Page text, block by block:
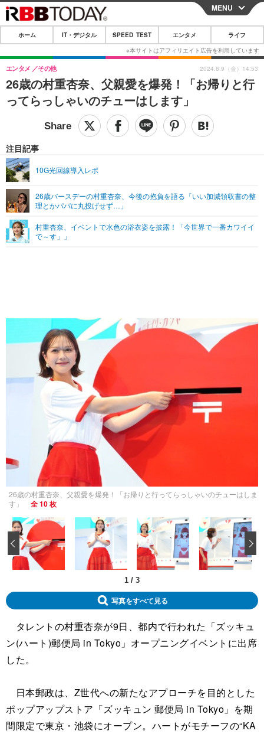
CLOSE
ホーム
IT・デジタル
IT・デジタルTOP スマートフォン
ガジェット・ツール
ショッピング その他
SPEED TEST
エンタメTOP 映画・ドラマ
グラビア
ショッピング その他
ライフTOP
その他
リリース一覧
プッシュ通知の停止方法
MENU
ホーム IT・デジタル SPEED TEST エンタメ ライフ
26歳の村重杏奈、父親愛を爆発！「お帰りと行
ってらっしゃいのチューはします」
エンタメ その他
注目記事
10G光回線導入レポ
26歳バースデーの村重杏奈、今後の抱負を語る「いい加減領収書の整
理とかパパに丸投げせず…」
村重杏奈、イベントで水色の浴衣姿を披露！「今世界で一番カワイイ
で～す」」
2024.8.9（金）14:53
26歳の村重杏奈、父親愛を爆発！「お帰りと行ってらっしゃいのチューはしま
す」
全 10 枚
1 / 3
‹
写真をすべて見る
タレントの村重杏奈が9日、都内で行われた「ズッキュ
ン(ハート)郵便局 in Tokyo」オープニングイベントに出席
した。
日本郵政は、Z世代への新たなアプローチを目的とした
ポップアップストア「ズッキュン 郵便局 in Tokyo」を期
間限定で東京・池袋にオープン。ハートがモチーフの“KA